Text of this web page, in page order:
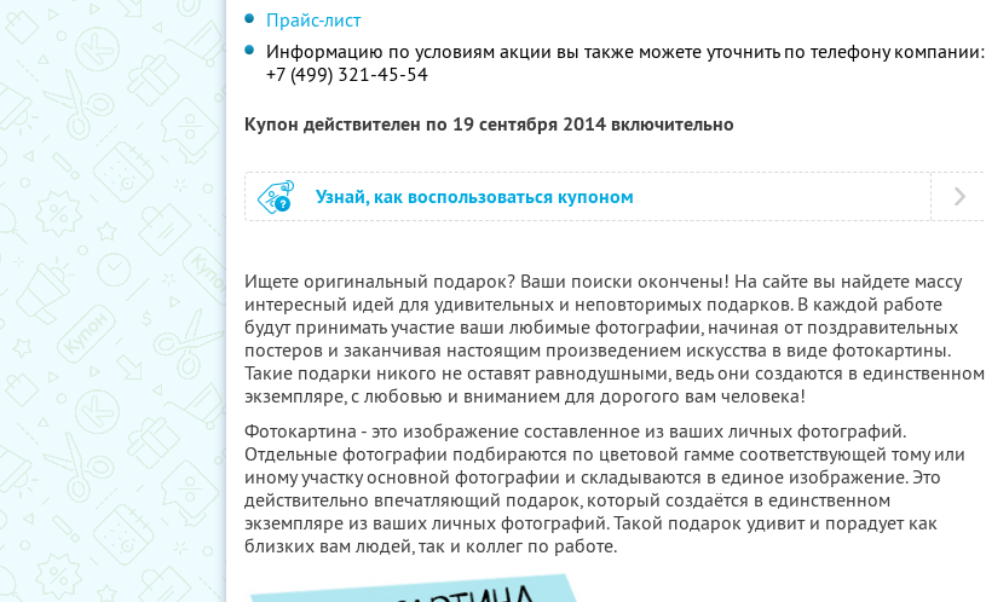
Прайс-лист
Информацию по условиям акции вы также можете уточнить по телефону компании:
+7 (499) 321-45-54
Купон действителен по 19 сентября 2014 включительно
Узнай, как воспользоваться купоном
Ищете оригинальный подарок? Ваши поиски окончены! На сайте вы найдете массу
интересный идей для удивительных и неповторимых подарков. В каждой работе
будут принимать участие ваши любимые фотографии, начиная от поздравительных
постеров и заканчивая настоящим произведением искусства в виде фотокартины.
Такие подарки никого не оставят равнодушными, ведь они создаются в единственном
экземпляре, с любовью и вниманием для дорогого вам человека!
Фотокартина - это изображение составленное из ваших личных фотографий.
Отдельные фотографии подбираются по цветовой гамме соответствующей тому или
иному участку основной фотографии и складываются в единое изображение. Это
действительно впечатляющий подарок, который создаётся в единственном
экземпляре из ваших личных фотографий. Такой подарок удивит и порадует как
близких вам людей, так и коллег по работе.